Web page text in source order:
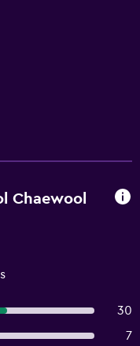
Chaewool
30
7